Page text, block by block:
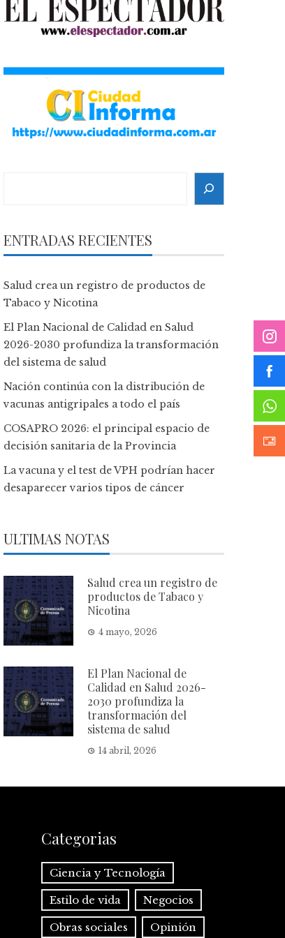
ENTRADAS RECIENTES
Salud crea un registro de productos de
Tabaco y Nicotina
El Plan Nacional de Calidad en Salud
2026-2030 profundiza la transformación
del sistema de salud
Nación continúa con la distribución de
vacunas antigripales a todo el país
COSAPRO 2026: el principal espacio de
decisión sanitaria de la Provincia
La vacuna y el test de VPH podrían hacer
desaparecer varios tipos de cáncer
ULTIMAS NOTAS
Salud crea un registro de
productos de Tabaco y
Nicotina
4 mayo, 2026
El Plan Nacional de
Calidad en Salud 2026-
2030 profundiza la
transformación del
sistema de salud
14 abril, 2026
Categorias
Ciencia y Tecnología
Estilo de vida Negocios
Obras sociales Opinión